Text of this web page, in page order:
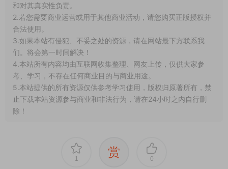
和对其真实性负责。
2.若您需要商业运营或用于其他商业活动，请您购买正版授权并
合法使用。
3.如果本站有侵犯、不妥之处的资源，请在网站最下方联系我
们。将会第一时间解决！
4.本站所有内容均由互联网收集整理、网友上传，仅供大家参
考、学习，不存在任何商业目的与商业用途。
5.本站提供的所有资源仅供参考学习使用，版权归原著所有，禁
止下载本站资源参与商业和非法行为，请在24小时之内自行删
除！
1 赏 0